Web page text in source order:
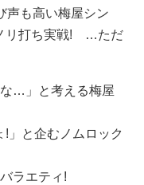
声も高い梅屋シン
リ打ち実戦! …ただ
な…」と考える梅屋
!」と企むノムロック
ラエティ!